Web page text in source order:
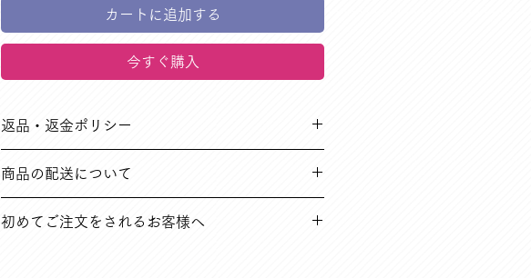
カートに追加する
今すぐ購入
返品・返金ポリシー
ど
※返品送料は弊社にて負担いたします
商品の配送について
ては別途ご連絡いたします。
初めてご注文をされるお客様へ